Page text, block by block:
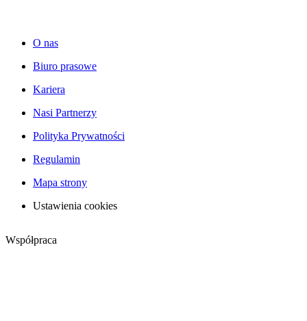
O nas
Biuro prasowe
Kariera
Nasi Partnerzy
Polityka Prywatności
Regulamin
Mapa strony
Ustawienia cookies
Współpraca